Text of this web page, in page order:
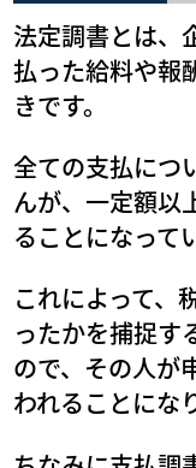
法定調書とは、
払った給料や報
きです。
全ての支払につ
んが、一定額以
ることになって
これによって、
ったかを捕捉す
ので、その人が
われることにな